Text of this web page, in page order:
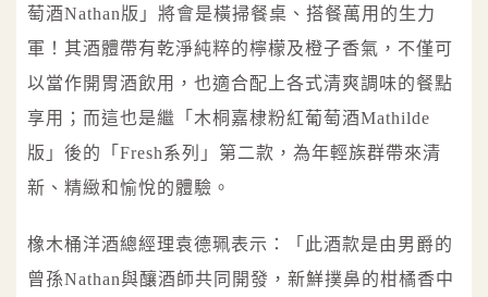
萄酒Nathan版」將會是橫掃餐桌、搭餐萬用的生力
軍！其酒體帶有乾淨純粹的檸檬及橙子香氣，不僅可
以當作開胃酒飲用，也適合配上各式清爽調味的餐點
享用；而這也是繼「木桐嘉棣粉紅葡萄酒Mathilde
版」後的「Fresh系列」第二款，為年輕族群帶來清
新、精緻和愉悅的體驗。
橡木桶洋酒總經理袁德珮表示：「此酒款是由男爵的
曾孫Nathan與釀酒師共同開發，新鮮撲鼻的柑橘香中